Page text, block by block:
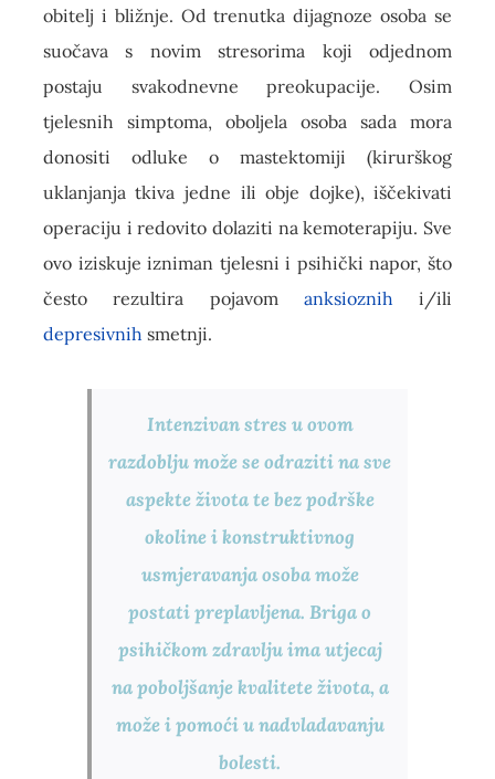
obitelj i bližnje. Od trenutka dijagnoze osoba se
suočava s novim stresorima koji odjednom
postaju svakodnevne preokupacije. Osim
tjelesnih simptoma, oboljela osoba sada mora
donositi odluke o mastektomiji (kirurškog
uklanjanja tkiva jedne ili obje dojke), iščekivati
operaciju i redovito dolaziti na kemoterapiju. Sve
ovo iziskuje izniman tjelesni i psihički napor, što
često rezultira pojavom anksioznih i/ili
depresivnih smetnji.
Intenzivan stres u ovom
razdoblju može se odraziti na sve
aspekte života te bez podrške
okoline i konstruktivnog
usmjeravanja osoba može
postati preplavljena. Briga o
psihičkom zdravlju ima utjecaj
na poboljšanje kvalitete života, a
može i pomoći u nadvladavanju
bolesti.